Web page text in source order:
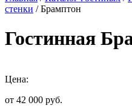
стенки / Брамптон
Гостинная
Цена:
от 42 000 руб.